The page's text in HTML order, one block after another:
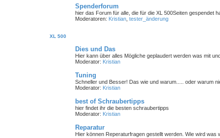
Spenderforum
hier das Forum für alle, die für die XL 500Seiten gespendet
Moderatoren: Kristian tester_änderung
XL 500
Dies und Das
Hier kann über alles Mögliche geplaudert werden was mit
Moderator: Kristian
Tuning
Schneller und Besser! Das wie und warum..... oder warum
Moderator: Kristian
best of Schraubertipps
hier findet ihr die besten schraubertipps
Moderator: Kristian
Reparatur
Hier können Reperaturfragen gestellt werden. Wie wird was